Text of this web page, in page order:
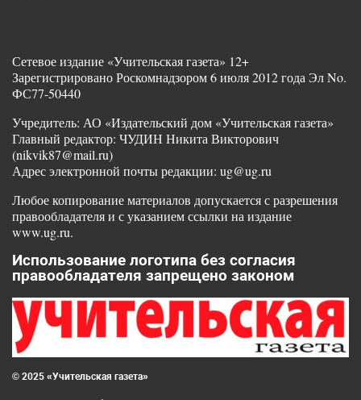
Сетевое издание «Учительская газета» 12+
Зарегистрировано Роскомнадзором 6 июля 2012 года Эл No.
ФС77-50440
Учредитель: АО «Издательский дом «Учительская газета»
Главный редактор: ЧУДИН Никита Викторович
(nikvik87@mail.ru)
Адрес электронной почты редакции: ug@ug.ru
Любое копирование материалов допускается с разрешения
правообладателя и с указанием ссылки на издание
www.ug.ru.
Использование логотипа без согласия
правообладателя запрещено законом
© 2025 «Учительская газета»